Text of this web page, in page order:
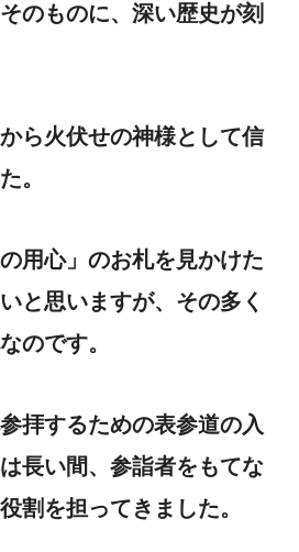
のものに、深い歴史が刻
ら火伏せの神様として信
。
用心」のお札を見かけた
と思いますが、その多く
のです。
拝するための表参道の入
長い間、参詣者をもてな
割を担ってきました。